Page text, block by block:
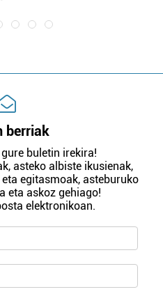
berriak
buletin irekira!
asteko albiste ikusienak,
egitasmoak, asteburuko
eta askoz gehiago!
elektronikoan.